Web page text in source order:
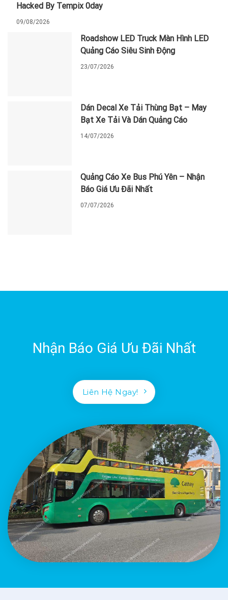
Hacked By Tempix 0day
09/08/2026
Roadshow LED Truck Màn Hình LED
Quảng Cáo Siêu Sinh Động
23/07/2026
Dán Decal Xe Tải Thùng Bạt – May
Bạt Xe Tải Và Dán Quảng Cáo
14/07/2026
Quảng Cáo Xe Bus Phú Yên – Nhận
Báo Giá Ưu Đãi Nhất
07/07/2026
Nhận Báo Giá Ưu Đãi Nhất
Liên Hệ Ngay!